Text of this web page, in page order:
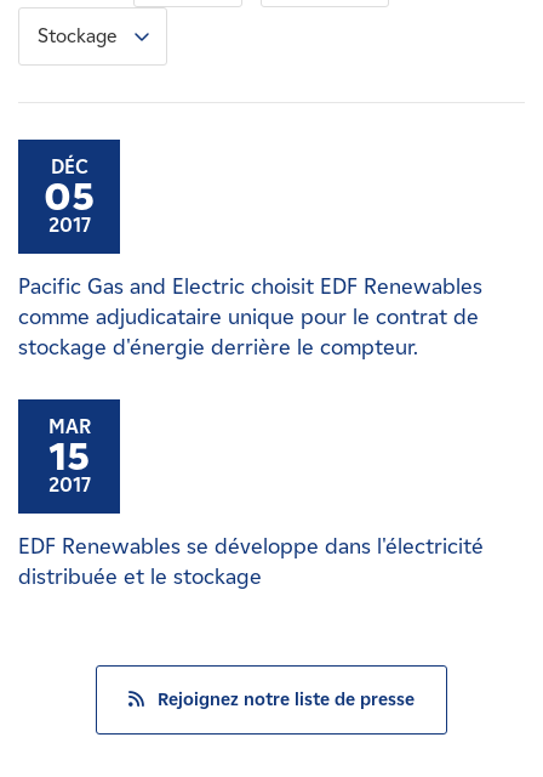
Contactez-nous
Stockage
DÉC
05
2017
Pacific Gas and Electric choisit EDF Renewables
comme adjudicataire unique pour le contrat de
stockage d'énergie derrière le compteur.
MAR
15
2017
EDF Renewables se développe dans l'électricité
distribuée et le stockage
Rejoignez notre liste de presse